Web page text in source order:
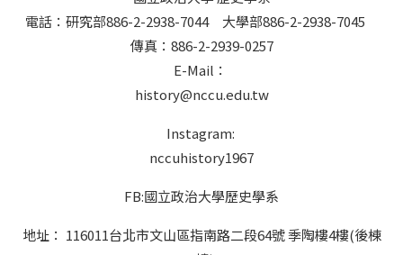
電話：研究部886-2-2938-7044 大學部886-2-2938-7045
傳真：886-2-2939-0257
E-Mail：
history@nccu.edu.tw
Instagram:
nccuhistory1967
FB:國立政治大學歷史學系
地址： 116011台北市文山區指南路二段64號 季陶樓4樓(後棟